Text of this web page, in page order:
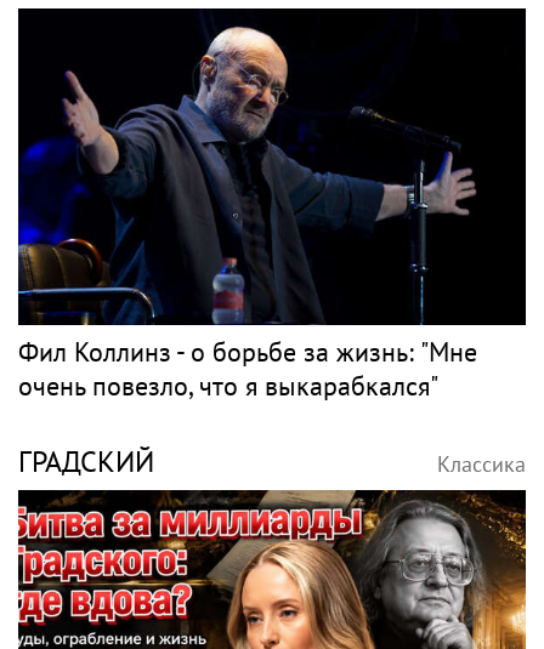
Фил Коллинз - о борьбе за жизнь: "Мне
очень повезло, что я выкарабкался"
ГРАДСКИЙ Классика